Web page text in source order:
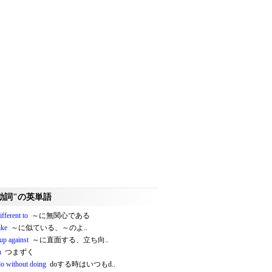
詞"の英単語
to ～に無関心である
～に似ている、～のよ..
against～に直面する、立ち向..
つまずく
without doing doする時はいつもd..